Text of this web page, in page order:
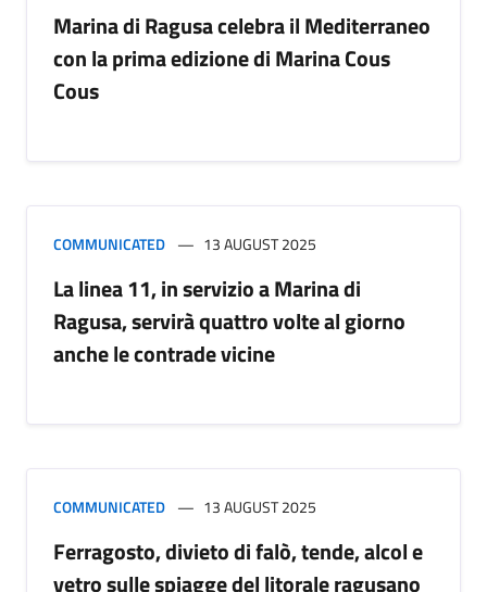
Marina di Ragusa celebra il Mediterraneo
con la prima edizione di Marina Cous
Cous
COMMUNICATED 13 AUGUST 2025
La linea 11, in servizio a Marina di
Ragusa, servirà quattro volte al giorno
anche le contrade vicine
COMMUNICATED 13 AUGUST 2025
Ferragosto, divieto di falò, tende, alcol e
vetro sulle spiagge del litorale ragusano